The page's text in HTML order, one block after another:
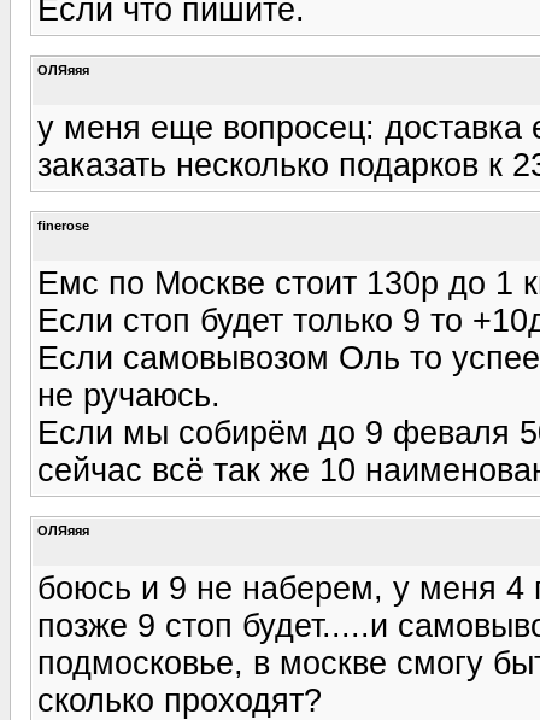
Если что пишите.
ОЛЯяяя
у меня еще вопросец: доставка
заказать несколько подарков к
finerose
Емс по Москве стоит 130р до 1
Если стоп будет только 9 то
Если самовывозом Оль то
не ручаюсь.
Если мы собирём до 9 феваля
сейчас всё так же 10
ОЛЯяяя
боюсь и 9 не наберем, у меня 4
позже 9 стоп будет.....и
подмосковье, в москве смогу
сколько проходят?